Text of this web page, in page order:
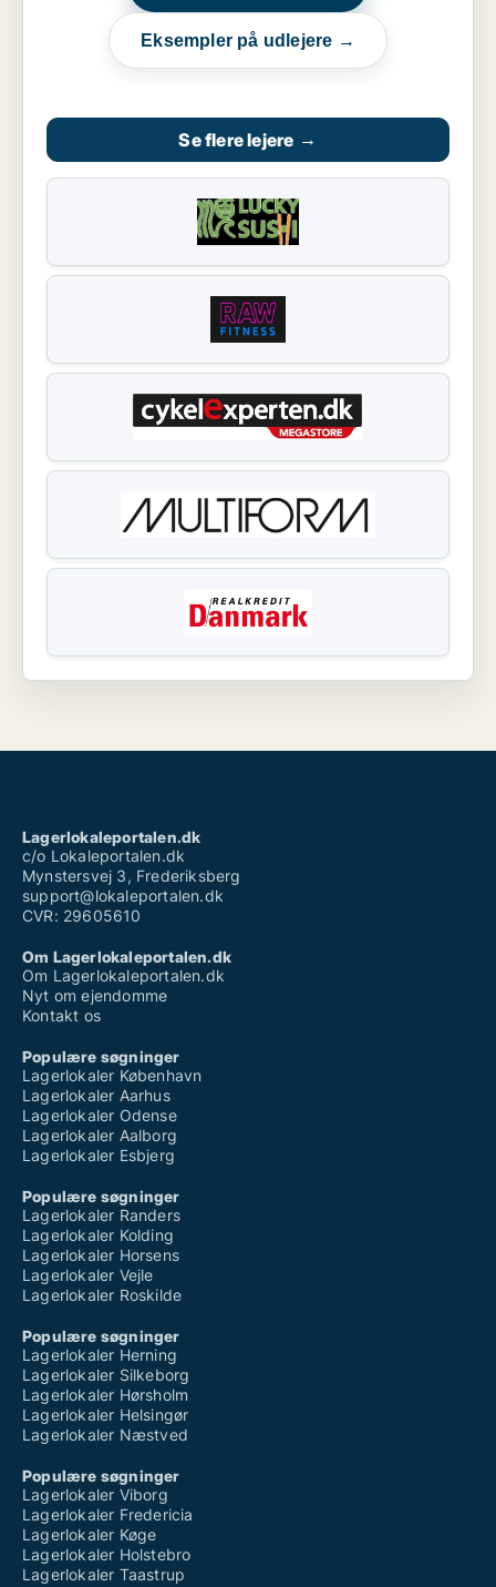
Eksempler på udlejere →
Se flere lejere →
Lagerlokaleportalen.dk
c/o Lokaleportalen.dk
Mynstersvej 3, Frederiksberg
support@lokaleportalen.dk
CVR: 29605610
Om Lagerlokaleportalen.dk
Om Lagerlokaleportalen.dk
Nyt om ejendomme
Kontakt os
Populære søgninger
Lagerlokaler København
Lagerlokaler Aarhus
Lagerlokaler Odense
Lagerlokaler Aalborg
Lagerlokaler Esbjerg
Populære søgninger
Lagerlokaler Randers
Lagerlokaler Kolding
Lagerlokaler Horsens
Lagerlokaler Vejle
Lagerlokaler Roskilde
Populære søgninger
Lagerlokaler Herning
Lagerlokaler Silkeborg
Lagerlokaler Hørsholm
Lagerlokaler Helsingør
Lagerlokaler Næstved
Populære søgninger
Lagerlokaler Viborg
Lagerlokaler Fredericia
Lagerlokaler Køge
Lagerlokaler Holstebro
Lagerlokaler Taastrup